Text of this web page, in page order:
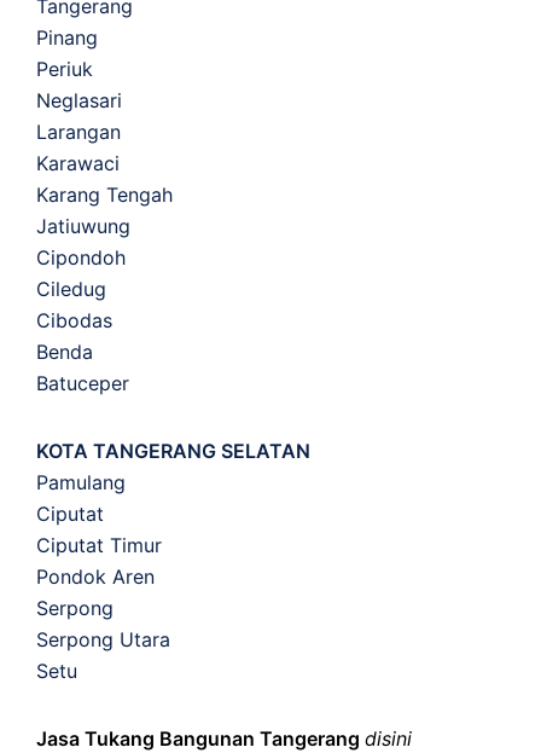
Tangerang
Pinang
Periuk
Neglasari
Larangan
Karawaci
Karang Tengah
Jatiuwung
Cipondoh
Ciledug
Cibodas
Benda
Batuceper
KOTA TANGERANG SELATAN
Pamulang
Ciputat
Ciputat Timur
Pondok Aren
Serpong
Serpong Utara
Setu
Jasa Tukang Bangunan Tangerang disini